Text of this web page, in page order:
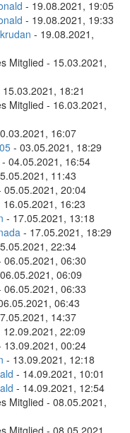
- 19.08.2021, 19:05
- 19.08.2021, 19:33
krudan - 19.08.2021,
Mitglied - 15.03.2021,
15.03.2021, 18:21
Mitglied - 16.03.2021,
16:07
- 03.05.2021, 18:29
- 04.05.2021, 16:54
11:43
05.05.2021, 20:04
16.05.2021, 16:23
- 17.05.2021, 13:18
- 17.05.2021, 18:29
22:34
06.05.2021, 06:30
06:09
06.05.2021, 06:33
06:43
14:37
12.09.2021, 22:09
13.09.2021, 00:24
- 13.09.2021, 12:18
- 14.09.2021, 10:01
- 14.09.2021, 12:54
Mitglied - 08.05.2021,